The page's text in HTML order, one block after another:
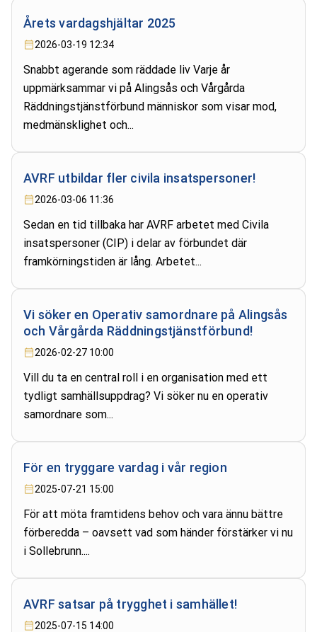
Årets vardagshjältar 2025
2026-03-19 12:34
Snabbt agerande som räddade liv Varje år
uppmärksammar vi på Alingsås och Vårgårda
Räddningstjänstförbund människor som visar mod,
medmänsklighet och...
AVRF utbildar fler civila insatspersoner!
2026-03-06 11:36
Sedan en tid tillbaka har AVRF arbetet med Civila
insatspersoner (CIP) i delar av förbundet där
framkörningstiden är lång. Arbetet...
Vi söker en Operativ samordnare på Alingsås
och Vårgårda Räddningstjänstförbund!
2026-02-27 10:00
Vill du ta en central roll i en organisation med ett
tydligt samhällsuppdrag? Vi söker nu en operativ
samordnare som...
För en tryggare vardag i vår region
2025-07-21 15:00
För att möta framtidens behov och vara ännu bättre
förberedda – oavsett vad som händer förstärker vi nu
i Sollebrunn....
AVRF satsar på trygghet i samhället!
2025-07-15 14:00